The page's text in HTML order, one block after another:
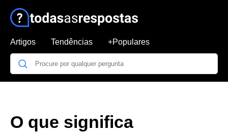
Artigos Tendências +Populares
O que significa